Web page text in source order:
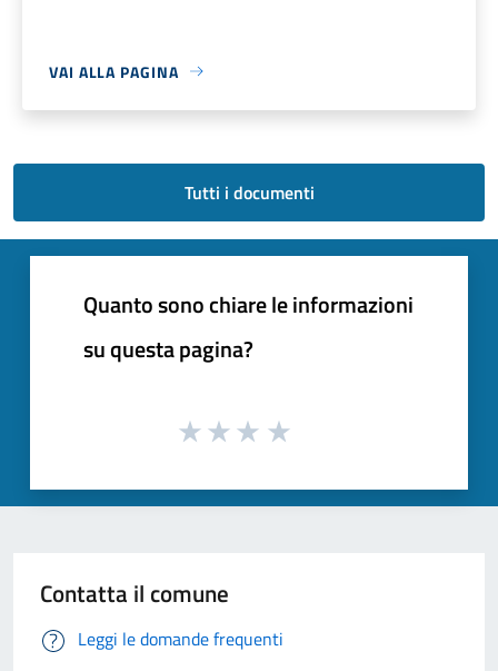
VAI ALLA PAGINA
Tutti i documenti
Quanto sono chiare le informazioni
su questa pagina?
Contatta il comune
Leggi le domande frequenti